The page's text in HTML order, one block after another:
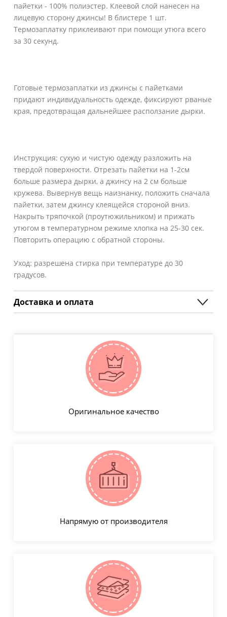
пайетки - 100% полиэстер. Клеевой слой нанесен на
лицевую сторону джинсы! В блистере 1 шт.
Термозаплатку приклеивают при помощи утюга всего
за 30 секунд.
Готовые термозаплатки из джинсы с пайетками
придают индивидуальность одежде, фиксируют рваные
края, предотвращая дальнейшее расползание дырки.
Инструкция: сухую и чистую одежду разложить на
твердой поверхности. Отрезать пайетки на 1-2см
больше размера дырки, а джинсу на 2 см больше
кружева. Вывернув вещь наизнанку, положить сначала
пайетки, затем джинсу клеящейся стороной вниз.
Накрыть тряпочкой (проутюжильником) и прижать
утюгом в температурном режиме хлопка на 25-30 сек.
Повторить операцию с обратной стороны.
Уход: разрешена стирка при температуре до 30
градусов.
Доставка и оплата
Оригинальное качество
Напрямую от производителя